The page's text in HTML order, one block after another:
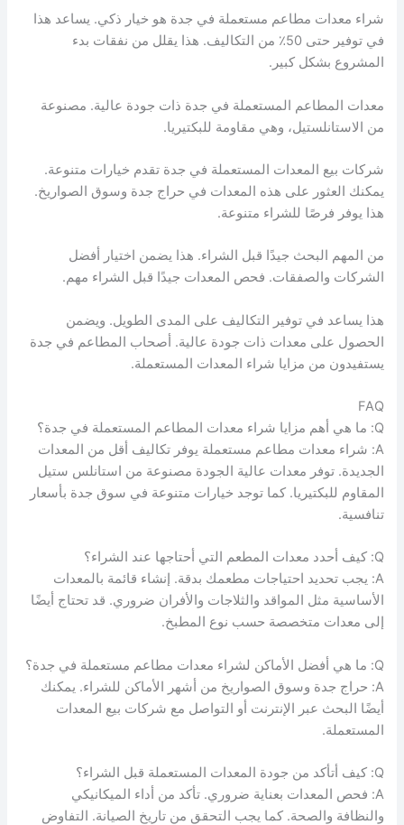
شراء معدات مطاعم مستعملة في جدة هو خيار ذكي. يساعد هذا
في توفير حتى 50٪ من التكاليف. هذا يقلل من نفقات بدء
المشروع بشكل كبير.
معدات المطاعم المستعملة في جدة ذات جودة عالية. مصنوعة
من الاستانلستيل، وهي مقاومة للبكتيريا.
شركات بيع المعدات المستعملة في جدة تقدم خيارات متنوعة.
يمكنك العثور على هذه المعدات في حراج جدة وسوق الصواريخ.
هذا يوفر فرصًا للشراء متنوعة.
من المهم البحث جيدًا قبل الشراء. هذا يضمن اختيار أفضل
الشركات والصفقات. فحص المعدات جيدًا قبل الشراء مهم.
هذا يساعد في توفير التكاليف على المدى الطويل. ويضمن
الحصول على معدات ذات جودة عالية. أصحاب المطاعم في جدة
يستفيدون من مزايا شراء المعدات المستعملة.
FAQ
Q: ما هي أهم مزايا شراء معدات المطاعم المستعملة في جدة؟
A: شراء معدات مطاعم مستعملة يوفر تكاليف أقل من المعدات
الجديدة. توفر معدات عالية الجودة مصنوعة من استانلس ستيل
المقاوم للبكتيريا. كما توجد خيارات متنوعة في سوق جدة بأسعار
تنافسية.
Q: كيف أحدد معدات المطعم التي أحتاجها عند الشراء؟
A: يجب تحديد احتياجات مطعمك بدقة. إنشاء قائمة بالمعدات
الأساسية مثل المواقد والثلاجات والأفران ضروري. قد تحتاج أيضًا
إلى معدات متخصصة حسب نوع المطبخ.
Q: ما هي أفضل الأماكن لشراء معدات مطاعم مستعملة في جدة؟
A: حراج جدة وسوق الصواريخ من أشهر الأماكن للشراء. يمكنك
أيضًا البحث عبر الإنترنت أو التواصل مع شركات بيع المعدات
المستعملة.
Q: كيف أتأكد من جودة المعدات المستعملة قبل الشراء؟
A: فحص المعدات بعناية ضروري. تأكد من أداء الميكانيكي
والنظافة والصحة. كما يجب التحقق من تاريخ الصيانة. التفاوض